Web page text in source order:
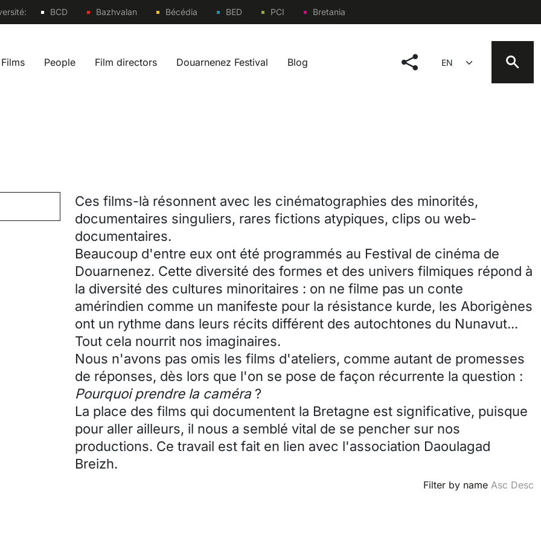
Sites
BCD Bazhvalan Bécédia BED PCI Bretania
navigation fr
Films People Film directors Douarnenez Festival Blog social menu
Select your language
Ces films-là résonnent avec les cinématographies des minorités,
documentaires singuliers, rares fictions atypiques, clips ou web-
documentaires.
Beaucoup d'entre eux ont été programmés au Festival de cinéma de
Douarnenez. Cette diversité des formes et des univers filmiques répond à
la diversité des cultures minoritaires : on ne filme pas un conte
amérindien comme un manifeste pour la résistance kurde, les Aborigènes
ont un rythme dans leurs récits différent des autochtones du Nunavut...
Tout cela nourrit nos imaginaires.
Nous n'avons pas omis les films d'ateliers, comme autant de promesses
de réponses, dès lors que l'on se pose de façon récurrente la question :
Pourquoi prendre la caméra ?
La place des films qui documentent la Bretagne est significative, puisque
pour aller ailleurs, il nous a semblé vital de se pencher sur nos
productions. Ce travail est fait en lien avec l'association Daoulagad
Breizh.
Filter by name Asc Desc